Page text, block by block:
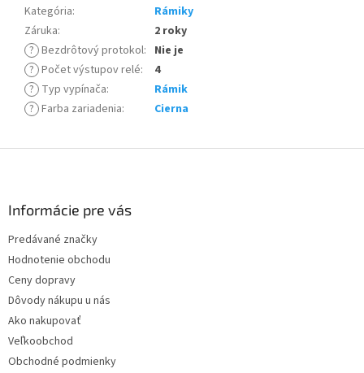
Kategória:
Rámiky
Záruka:
2 roky
? Bezdrôtový protokol: Nie je
? Počet výstupov relé:
4
? Typ vypínača:
Rámik
? Farba zariadenia: Cierna
Informácie pre vás
Predávané značky
Hodnotenie obchodu
Ceny dopravy
Dôvody nákupu u nás
Ako nakupovať
Veľkoobchod
Obchodné podmienky